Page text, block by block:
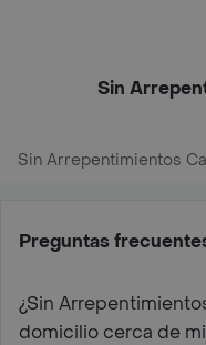
Sin
Sin Arrepentimientos
Preguntas
¿Sin
domicilio cerca de